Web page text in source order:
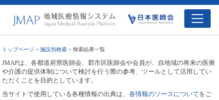
トップページ >施設別検索 > 検索結果一覧
JMAPは、各都道府県医師会、郡市区医師会や会員が、自地域の将来の医療
や介護の提供体制について検討を行う際の参考、ツールとして活用してい
ただくことを目的としています。
当サイトで使用している各種情報の出典は、各情報のソースについてをご